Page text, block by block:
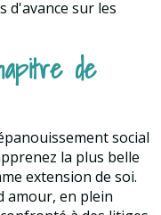
d'avance sur les
de
social
la plus belle
extension de soi.
amour, en plein